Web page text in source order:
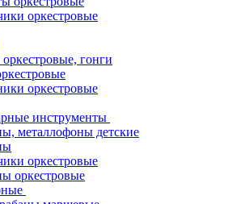
оркестровые
гонги
оркестровые
инструменты
металлофоны детские
оркестровые
оркестровые